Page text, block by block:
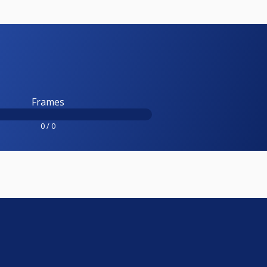
Frames
0 / 0